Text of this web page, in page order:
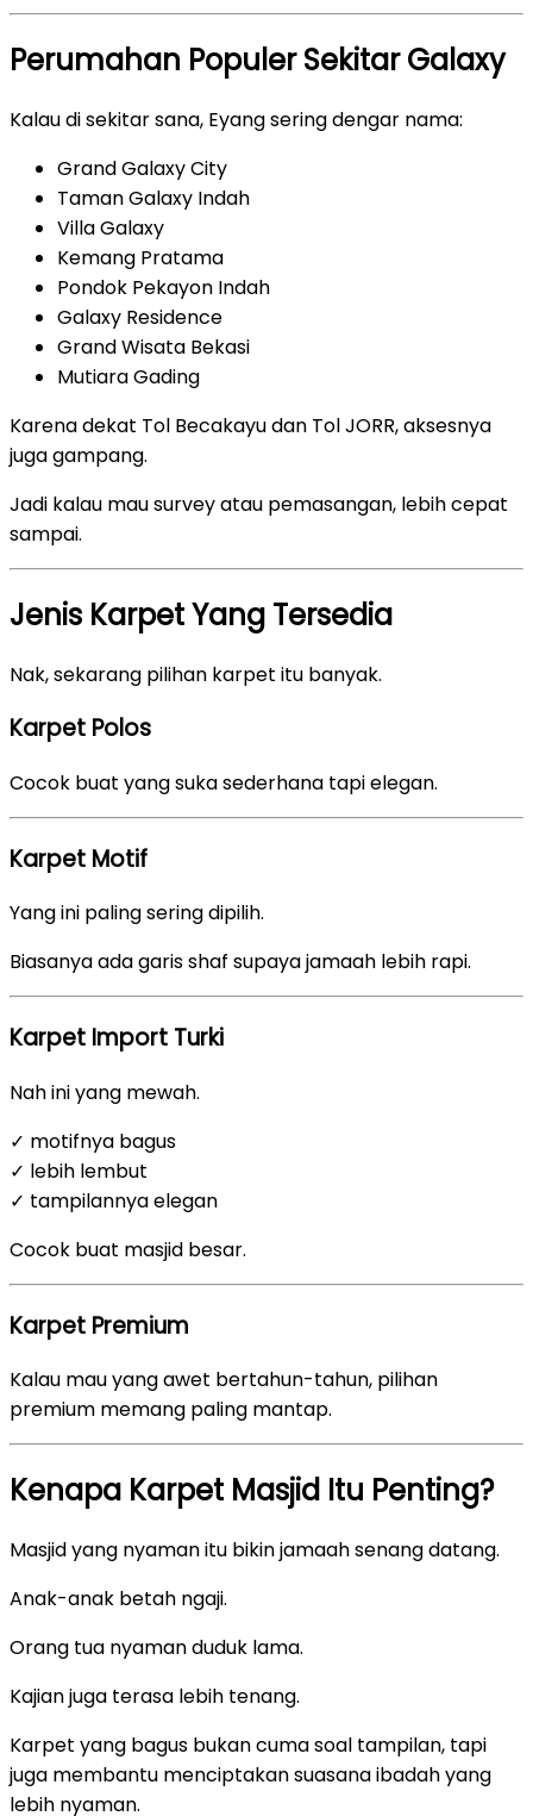
Perumahan Populer Sekitar Galaxy
Kalau di sekitar sana, Eyang sering dengar nama:
Grand Galaxy City
Taman Galaxy Indah
Villa Galaxy
Kemang Pratama
Pondok Pekayon Indah
Galaxy Residence
Grand Wisata Bekasi
Mutiara Gading
Karena dekat Tol Becakayu dan Tol JORR, aksesnya
juga gampang.
Jadi kalau mau survey atau pemasangan, lebih cepat
sampai.
Jenis Karpet Yang Tersedia
Nak, sekarang pilihan karpet itu banyak.
Karpet Polos
Cocok buat yang suka sederhana tapi elegan.
Karpet Motif
Yang ini paling sering dipilih.
Biasanya ada garis shaf supaya jamaah lebih rapi.
Karpet Import Turki
Nah ini yang mewah.
✓ motifnya bagus
✓ lebih lembut
✓ tampilannya elegan
Cocok buat masjid besar.
Karpet Premium
Kalau mau yang awet bertahun-tahun, pilihan
premium memang paling mantap.
Kenapa Karpet Masjid Itu Penting?
Masjid yang nyaman itu bikin jamaah senang datang.
Anak-anak betah ngaji.
Orang tua nyaman duduk lama.
Kajian juga terasa lebih tenang.
Karpet yang bagus bukan cuma soal tampilan, tapi
juga membantu menciptakan suasana ibadah yang
lebih nyaman.